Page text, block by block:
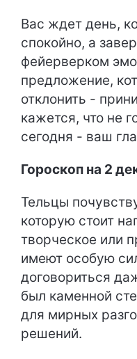
Вас ждет день,
спокойно, а
фейерверком
предложение,
отклонить -
кажется, что не
сегодня - ваш
Гороскоп на 2
Тельцы
которую стоит
творческое или
имеют особую
договориться
был каменной
для мирных
решений.